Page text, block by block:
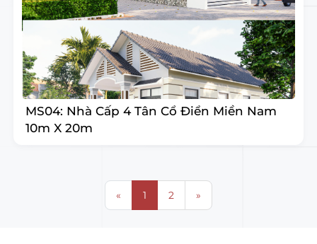
MS04: Nhà Cấp 4 Tân Cổ Điển Miền Nam
10m X 20m
« Previous
1 2 »